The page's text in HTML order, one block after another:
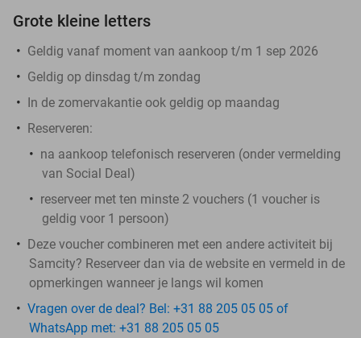
Grote kleine letters
Geldig vanaf moment van aankoop t/m 1 sep 2026
Geldig op dinsdag t/m zondag
In de zomervakantie ook geldig op maandag
Reserveren:
na aankoop telefonisch reserveren (onder vermelding
van Social Deal)
reserveer met ten minste 2 vouchers (1 voucher is
geldig voor 1 persoon)
Deze voucher combineren met een andere activiteit bij
Samcity? Reserveer dan via de website en vermeld in de
opmerkingen wanneer je langs wil komen
Vragen over de deal? Bel: +31 88 205 05 05 of
WhatsApp met: +31 88 205 05 05